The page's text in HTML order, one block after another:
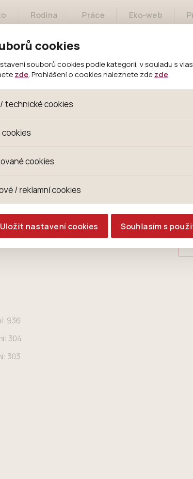
cookies
souborů cookies podle kategorií, v souladu s
zde. Prohlášení o cookies naleznete zde zde.
technické cookies
které jsou nezbytné ke správnému chování
mimo jiné k ukládání produktů v nákupním košíku,
skriptem společnosti Google Inc.,
se již nejedná o osobní údaje, protože
cookies
jsou využívány k přizpůsobení našeho webu vašim
Díky nim můžeme nabídku přímo
doporučením produktů či jiným nedůležitým
/ reklamní cookies
Uložit nastavení cookies Souhlasím s
Rodina Práce Eko-web
Sociální služby Občané
936
304
303